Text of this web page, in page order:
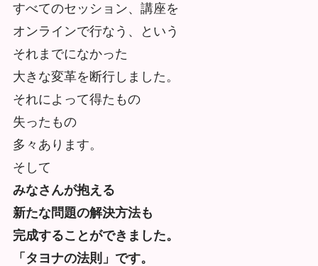
すべてのセッション、講座を
オンラインで行なう、という
それまでになかった
大きな変革を断行しました。
それによって得たもの
失ったもの
多々あります。
そして
みなさんが抱える
新たな問題の解決方法も
完成することができました。
「タヨナの法則」です。